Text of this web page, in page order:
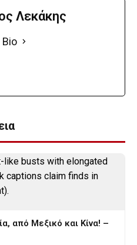
Λεκάκης
Bio
από Μεξικό και Κίνα! –